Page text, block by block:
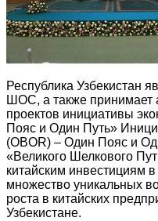
Республика Узбекистан
ШОС, а также принимает
проектов инициативы
Пояс и Один Путь»
(OBOR) – Один Пояс и
«Великого Шелкового
китайским инвестициям
множество уникальных
роста в китайских
Узбекистане.